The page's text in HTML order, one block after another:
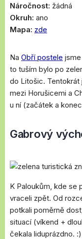
Náročnost: žádná
Okruh: ano
Mapa: zde
Na Obří postele
to tuším bylo po
do Litošic. Tentokrát
mezi Horušicemi a
u ní (začátek a
Gabrový
K Paloukům, kde se
vraceli zpět. Od
potkali poměrně
situací (víkend +
čekala liduprázdno. :)